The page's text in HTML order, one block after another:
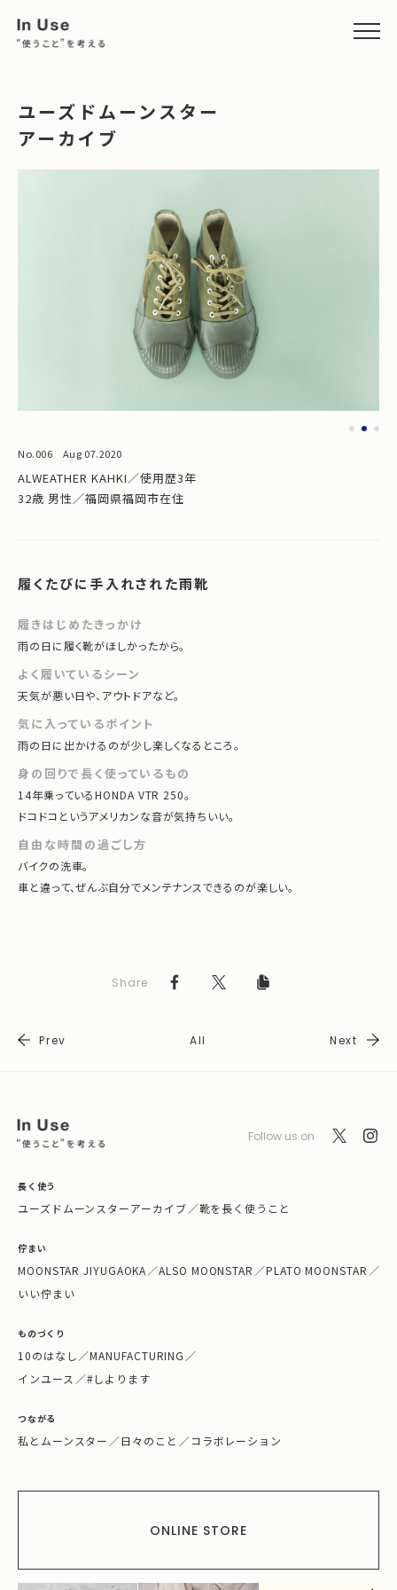
ユーズドムーンスター
アーカイブ
No.006 Aug 07.2020
ALWEATHER KAHKI／使用歴3年
32歳 男性／福岡県福岡市在住
履くたびに手入れされた雨靴
履きはじめたきっかけ
雨の日に履く靴がほしかったから。
よく履いているシーン
天気が悪い日や、アウトドアなど。
気に入っているポイント
雨の日に出かけるのが少し楽しくなるところ。
身の回りで長く使っているもの
14年乗っているHONDA VTR 250。
ドコドコというアメリカンな音が気持ちいい。
自由な時間の過ごし方
バイクの洗車。
車と違って、ぜんぶ自分でメンテナンスできるのが楽しい。
Share
Prev All Next
Follow us on
長く使う
ユーズドムーンスターアーカイブ ／靴を長く使うこと
佇まい
MOONSTAR JIYUGAOKA ／ALSO MOONSTAR ／PLATO MOONSTAR ／
いい佇まい
ものづくり
10のはなし ／MANUFACTURING ／
インユース ／#しよります
つながる
私とムーンスター ／日々のこと ／コラボレーション
ONLINE STORE